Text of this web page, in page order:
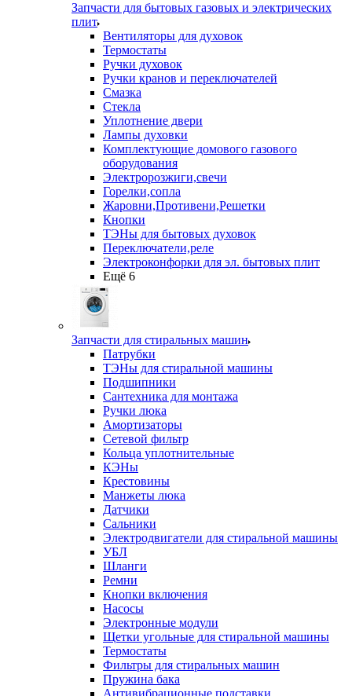
Запчасти для бытовых газовых и электрических
плит
Вентиляторы для духовок
Термостаты
Ручки духовок
Ручки кранов и переключателей
Смазка
Стекла
Уплотнение двери
Лампы духовки
Комплектующие домового газового
оборудования
Электророзжиги,свечи
Горелки,сопла
Жаровни,Противени,Решетки
Кнопки
ТЭНы для бытовых духовок
Переключатели,реле
Электроконфорки для эл. бытовых плит
Ещё 6
Запчасти для стиральных машин
Патрубки
ТЭНы для стиральной машины
Подшипники
Сантехника для монтажа
Ручки люка
Амортизаторы
Сетевой фильтр
Кольца уплотнительные
КЭНы
Крестовины
Манжеты люка
Датчики
Сальники
Электродвигатели для стиральной машины
УБЛ
Шланги
Ремни
Кнопки включения
Насосы
Электронные модули
Щетки угольные для стиральной машины
Термостаты
Фильтры для стиральных машин
Пружина бака
Антивибрационные подставки